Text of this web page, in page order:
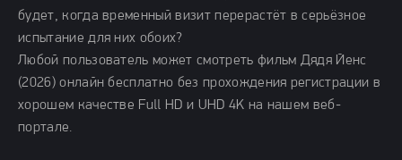
будет, когда временный визит перерастёт в серьёзное
испытание для них обоих?
Любой пользователь может смотреть фильм Дядя Йенс
(2026) онлайн бесплатно без прохождения регистрации в
хорошем качестве Full HD и UHD 4K на нашем веб-
портале.